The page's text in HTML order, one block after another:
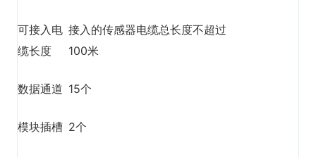
可接入电
缆长度
接入的传感器电缆总长度不超过
100米
数据通道 15个
模块插槽 2个